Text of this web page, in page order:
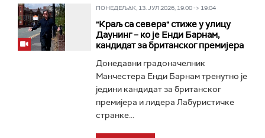
ПОНЕДЕЉАК, 13. ЈУЛ 2026, 19:00 -> 19:04
"Краљ са севера" стиже у улицу
Даунинг – ко је Енди Барнам,
кандидат за британског премијера
Донедавни градоначелник
Манчестера Енди Барнам тренутно је
једини кандидат за британског
премијера и лидера Лабуристичке
странке...